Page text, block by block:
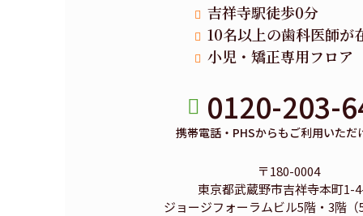
吉祥寺駅徒歩0分
10名以上の歯科医師が
小児・矯正専用フロア
0120-203-
携帯電話・PHSからもご利用いただ
〒180-0004
東京都武蔵野市吉祥寺本町1-
ジョージフォーラムビル5階・3階（